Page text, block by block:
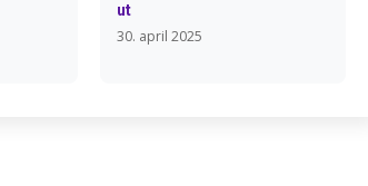
ut
30. april 2025